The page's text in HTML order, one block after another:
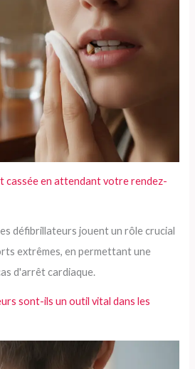
cassée en attendant votre rendez-
sont-ils un outil vital dans les